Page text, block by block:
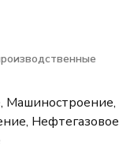
Машиностроение,
Нефтегазовое